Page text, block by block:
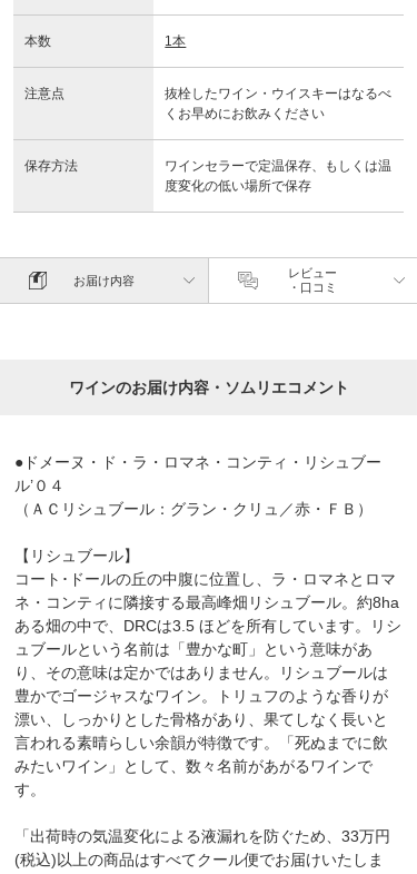
本数 1本
注意点
抜栓したワイン・ウイスキーはなるべ
くお早めにお飲みください
保存方法
ワインセラーで定温保存、もしくは温
度変化の低い場所で保存
お届け内容
レビュー
・口コミ
ワインのお届け内容・ソムリエコメント
●ドメーヌ・ド・ラ・ロマネ・コンティ・リシュブー
ル’０４
（ＡＣリシュブール：グラン・クリュ／赤・ＦＢ）
【リシュブール】
コート･ドールの丘の中腹に位置し、ラ・ロマネとロマ
ネ・コンティに隣接する最高峰畑リシュブール。約8ha
ある畑の中で、DRCは3.5 ほどを所有しています。リシ
ュブールという名前は「豊かな町」という意味があ
り、その意味は定かではありません。リシュブールは
豊かでゴージャスなワイン。トリュフのような香りが
漂い、しっかりとした骨格があり、果てしなく長いと
言われる素晴らしい余韻が特徴です。「死ぬまでに飲
みたいワイン」として、数々名前があがるワインで
す。
「出荷時の気温変化による液漏れを防ぐため、33万円
(税込)以上の商品はすべてクール便でお届けいたしま